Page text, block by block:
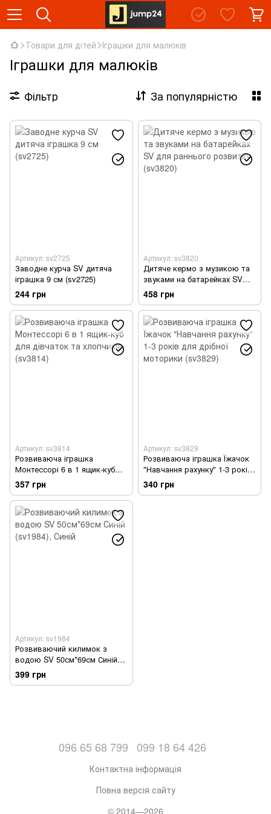
Товари для дітей Іграшки для малюків
Іграшки для малюків
Фільтр За популярністю
Артикул: sv2725
Заводне курча SV дитяча
іграшка 9 см (sv2725)
244 грн
Артикул: sv3820
Дитяче кермо з музикою та
звуками на батарейках SV
для раннього розвитку
(sv3820)
458 грн
Артикул: sv3814
Розвиваюча іграшка
Монтессорі 6 в 1 ящик-куб
для дівчаток та хлопчиків
(sv3814)
357 грн
Артикул: sv3829
Розвиваюча іграшка Їжачок
"Навчання рахунку" 1-3 років
для дрібної моторики
(sv3829)
340 грн
Артикул: sv1984
Розвиваючий килимок з
водою SV 50см*69см Синій
(sv1984)
399 грн
096 65 68 799 099 18 64 426
Контактна інформація
Повна версія сайту
© 2014—2026